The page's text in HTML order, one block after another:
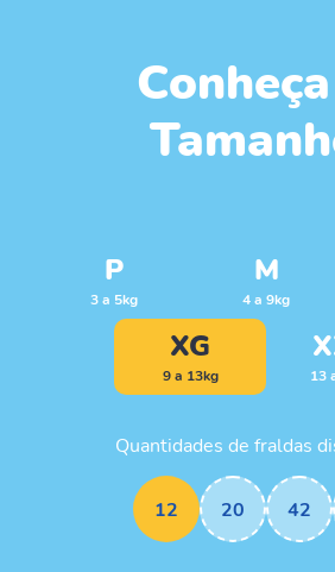
P
3 a 5kg
M
4 a 9kg
XG
9 a 13kg 13
Quantidades de fraldas
12 20 42